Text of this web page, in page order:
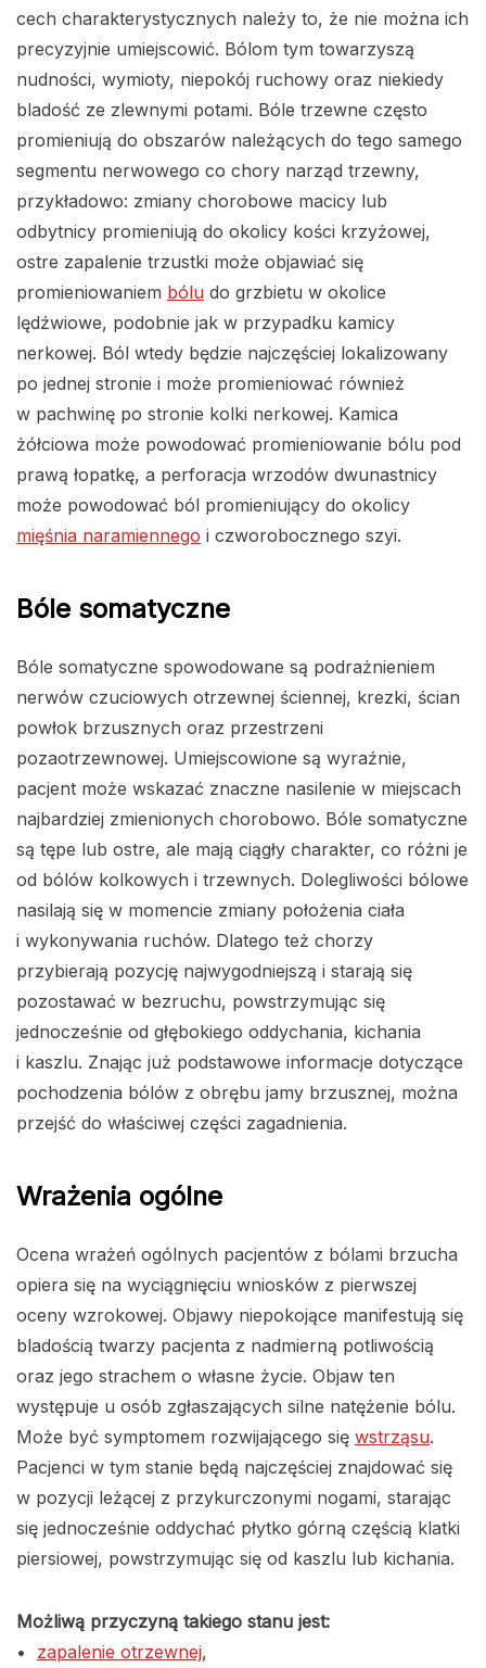
cech charakterystycznych należy to, że nie można ich
precyzyjnie umiejscowić. Bólom tym towarzyszą
nudności, wymioty, niepokój ruchowy oraz niekiedy
bladość ze zlewnymi potami. Bóle trzewne często
promieniują do obszarów należących do tego samego
segmentu nerwowego co chory narząd trzewny,
przykładowo: zmiany chorobowe macicy lub
odbytnicy promieniują do okolicy kości krzyżowej,
ostre zapalenie trzustki może objawiać się
promieniowaniem bólu do grzbietu w okolice
lędźwiowe, podobnie jak w przypadku kamicy
nerkowej. Ból wtedy będzie najczęściej lokalizowany
po jednej stronie i może promieniować również
w pachwinę po stronie kolki nerkowej. Kamica
żółciowa może powodować promieniowanie bólu pod
prawą łopatkę, a perforacja wrzodów dwunastnicy
może powodować ból promieniujący do okolicy
mięśnia naramiennego i czworobocznego szyi.
Bóle somatyczne
Bóle somatyczne spowodowane są podrażnieniem
nerwów czuciowych otrzewnej ściennej, krezki, ścian
powłok brzusznych oraz przestrzeni
pozaotrzewnowej. Umiejscowione są wyraźnie,
pacjent może wskazać znaczne nasilenie w miejscach
najbardziej zmienionych chorobowo. Bóle somatyczne
są tępe lub ostre, ale mają ciągły charakter, co różni je
od bólów kolkowych i trzewnych. Dolegliwości bólowe
nasilają się w momencie zmiany położenia ciała
i wykonywania ruchów. Dlatego też chorzy
przybierają pozycję najwygodniejszą i starają się
pozostawać w bezruchu, powstrzymując się
jednocześnie od głębokiego oddychania, kichania
i kaszlu. Znając już podstawowe informacje dotyczące
pochodzenia bólów z obrębu jamy brzusznej, można
przejść do właściwej części zagadnienia.
Wrażenia ogólne
Ocena wrażeń ogólnych pacjentów z bólami brzucha
opiera się na wyciągnięciu wniosków z pierwszej
oceny wzrokowej. Objawy niepokojące manifestują się
bladością twarzy pacjenta z nadmierną potliwością
oraz jego strachem o własne życie. Objaw ten
występuje u osób zgłaszających silne natężenie bólu.
Może być symptomem rozwijającego się wstrząsu.
Pacjenci w tym stanie będą najczęściej znajdować się
w pozycji leżącej z przykurczonymi nogami, starając
się jednocześnie oddychać płytko górną częścią klatki
piersiowej, powstrzymując się od kaszlu lub kichania.
Możliwą przyczyną takiego stanu jest:
• zapalenie otrzewnej,